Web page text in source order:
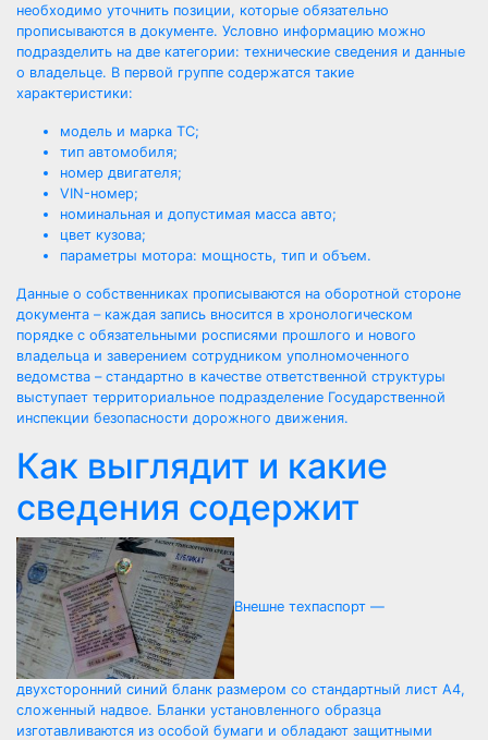
необходимо уточнить позиции, которые обязательно
прописываются в документе. Условно информацию можно
подразделить на две категории: технические сведения и данные
о владельце. В первой группе содержатся такие
характеристики:
модель и марка ТС;
тип автомобиля;
номер двигателя;
VIN-номер;
номинальная и допустимая масса авто;
цвет кузова;
параметры мотора: мощность, тип и объем.
Данные о собственниках прописываются на оборотной стороне
документа – каждая запись вносится в хронологическом
порядке с обязательными росписями прошлого и нового
владельца и заверением сотрудником уполномоченного
ведомства – стандартно в качестве ответственной структуры
выступает территориальное подразделение Государственной
инспекции безопасности дорожного движения.
Как выглядит и какие
сведения содержит
Внешне техпаспорт —
двухсторонний синий бланк размером со стандартный лист А4,
сложенный надвое. Бланки установленного образца
изготавливаются из особой бумаги и обладают защитными